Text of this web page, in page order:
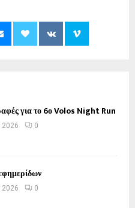
για το 6ο Volos Night Run
2026 0
2026 0